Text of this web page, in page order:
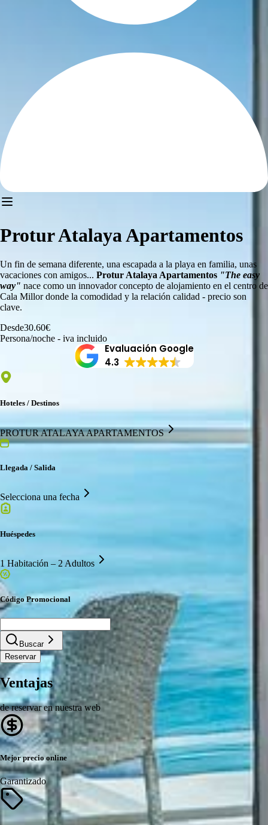
Protur Atalaya Apartamentos
Un fin de semana diferente, una escapada a la playa en familia, unas
vacaciones con amigos... Protur Atalaya Apartamentos "The easy
way" nace como un innovador concepto de alojamiento en el centro de
Cala Millor donde la comodidad y la relación calidad - precio son
clave.
Desde30.60€
Persona/noche - iva incluido
Evaluación Google
4.3
Hoteles / Destinos
PROTUR ATALAYA APARTAMENTOS
Llegada / Salida
Selecciona una fecha
Huéspedes
1 Habitación – 2 Adultos
Código Promocional
Buscar
Reservar
Ventajas
de reservar en nuestra web
Mejor precio online
Garantizado